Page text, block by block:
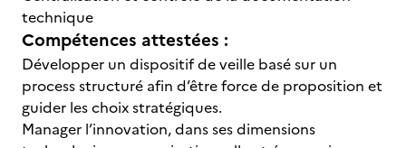
technique
Compétences attestées :
Développer un dispositif de veille basé sur un
process structuré afin d’être force de proposition et
guider les choix stratégiques.
Manager l’innovation, dans ses dimensions